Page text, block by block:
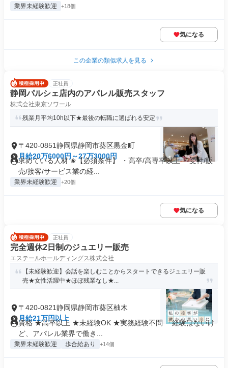
業界未経験歓迎 +18個
気になる
この企業の類似求人を見る
正社員
静岡パルシェ店内のアパレル販売スタッフ
株式会社東京ソワール
残業月平均10h以下★最後の転職に選ばれる安定
〒420-0851静岡県静岡市葵区黒金町
月給20万6000円～27万3000円
求めている人材 ✬【必須条件】 ・高卒/高専卒以上 ・受付/販
売/接客/サービス業の経...
業界未経験歓迎 +20個
気になる
正社員
完全週休2日制のジュエリー販売
エステールホールディングス株式会社
【未経験歓迎】会話を楽しむことからスタートできるジュエリー販
売★女性活躍中★ほぼ残業なし★...
〒420-0821静岡県静岡市葵区柚木
月給21万円以上
資格 ★高卒以上 ★未経験OK ★実務経験不問 「経験はないけ
ど、アパレル業界で働き...
業界未経験歓迎 歩合給あり +14個